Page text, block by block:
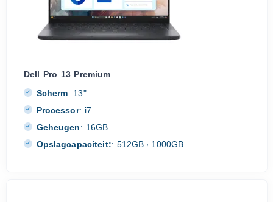
Dell Pro 13 Premium
Scherm: 13"
Processor: i7
Geheugen: 16GB
Opslagcapaciteit:: 512GB/ 1000GB